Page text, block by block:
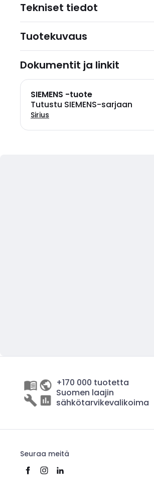
Tekniset tiedot
Tuotekuvaus
Dokumentit ja linkit
SIEMENS -tuote
Tutustu SIEMENS-sarjaan
Sirius
+170 000 tuotetta
Suomen laajin
sähkötarvikevalikoima
Seuraa meitä